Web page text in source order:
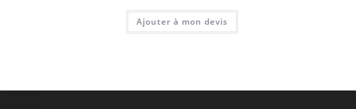
Ajouter à mon devis